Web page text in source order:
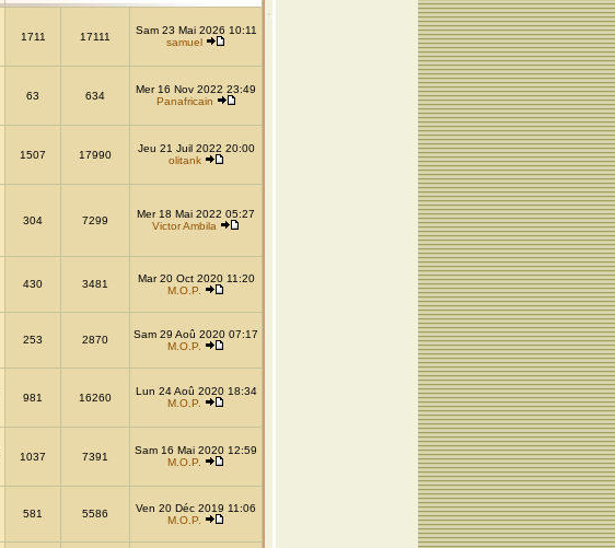
1711 17111
Sam 23 Mai 2026 10:11
samuel
63 634
Mer 16 Nov 2022 23:49
Panafricain
1507 17990
Jeu 21 Juil 2022 20:00
olitank
304 7299
Mer 18 Mai 2022 05:27
Victor Ambila
430 3481
Mar 20 Oct 2020 11:20
M.O.P.
253 2870
Sam 29 Aoû 2020 07:17
M.O.P.
981 16260
Lun 24 Aoû 2020 18:34
M.O.P.
1037 7391
Sam 16 Mai 2020 12:59
M.O.P.
581 5586
Ven 20 Déc 2019 11:06
M.O.P.